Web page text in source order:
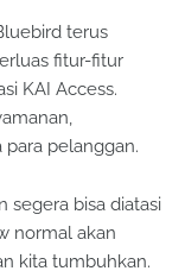
terus
fitur-fitur
KAI Access.
pelanggan.
segera bisa diatasi
normal akan
kita tumbuhkan.